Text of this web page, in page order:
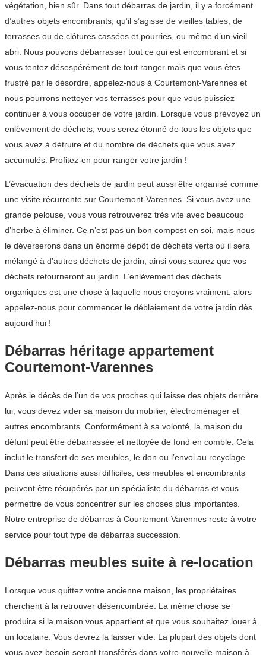
végétation, bien sûr. Dans tout débarras de jardin, il y a forcément
d’autres objets encombrants, qu’il s’agisse de vieilles tables, de
terrasses ou de clôtures cassées et pourries, ou même d’un vieil
abri. Nous pouvons débarrasser tout ce qui est encombrant et si
vous tentez désespérément de tout ranger mais que vous êtes
frustré par le désordre, appelez-nous à Courtemont-Varennes et
nous pourrons nettoyer vos terrasses pour que vous puissiez
continuer à vous occuper de votre jardin. Lorsque vous prévoyez un
enlèvement de déchets, vous serez étonné de tous les objets que
vous avez à détruire et du nombre de déchets que vous avez
accumulés. Profitez-en pour ranger votre jardin !
L’évacuation des déchets de jardin peut aussi être organisé comme
une visite récurrente sur Courtemont-Varennes. Si vous avez une
grande pelouse, vous vous retrouverez très vite avec beaucoup
d’herbe à éliminer. Ce n’est pas un bon compost en soi, mais nous
le déverserons dans un énorme dépôt de déchets verts où il sera
mélangé à d’autres déchets de jardin, ainsi vous saurez que vos
déchets retourneront au jardin. L’enlèvement des déchets
organiques est une chose à laquelle nous croyons vraiment, alors
appelez-nous pour commencer le déblaiement de votre jardin dès
aujourd’hui !
Débarras héritage appartement
Courtemont-Varennes
Après le décès de l’un de vos proches qui laisse des objets derrière
lui, vous devez vider sa maison du mobilier, électroménager et
autres encombrants. Conformément à sa volonté, la maison du
défunt peut être débarrassée et nettoyée de fond en comble. Cela
inclut le transfert de ses meubles, le don ou l’envoi au recyclage.
Dans ces situations aussi difficiles, ces meubles et encombrants
peuvent être récupérés par un spécialiste du débarras et vous
permettre de vous concentrer sur les choses plus importantes.
Notre entreprise de débarras à Courtemont-Varennes reste à votre
service pour tout type de débarras succession.
Débarras meubles suite à re-location
Lorsque vous quittez votre ancienne maison, les propriétaires
cherchent à la retrouver désencombrée. La même chose se
produira si la maison vous appartient et que vous souhaitez louer à
un locataire. Vous devrez la laisser vide. La plupart des objets dont
vous avez besoin seront transférés dans votre nouvelle maison à